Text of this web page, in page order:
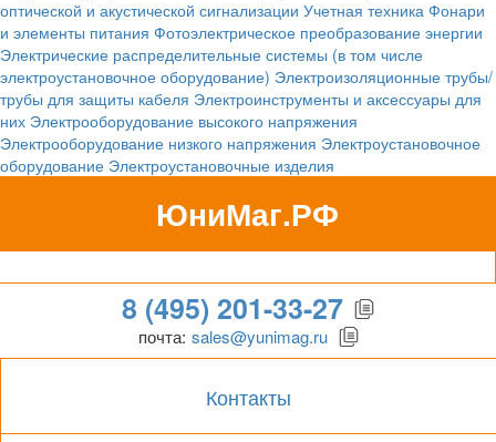
оптической и акустической сигнализации Учетная техника Фонари
и элементы питания Фотоэлектрическое преобразование энергии
Электрические распределительные системы (в том числе
электроустановочное оборудование) Электроизоляционные трубы/
трубы для защиты кабеля Электроинструменты и аксессуары для
них Электрооборудование высокого напряжения
Электрооборудование низкого напряжения Электроустановочное
оборудование Электроустановочные изделия
ЮниМаг.РФ
Гипермаркет для бизнеса
8 (495) 201-33-27
почта: sales@yunimag.ru
Контакты